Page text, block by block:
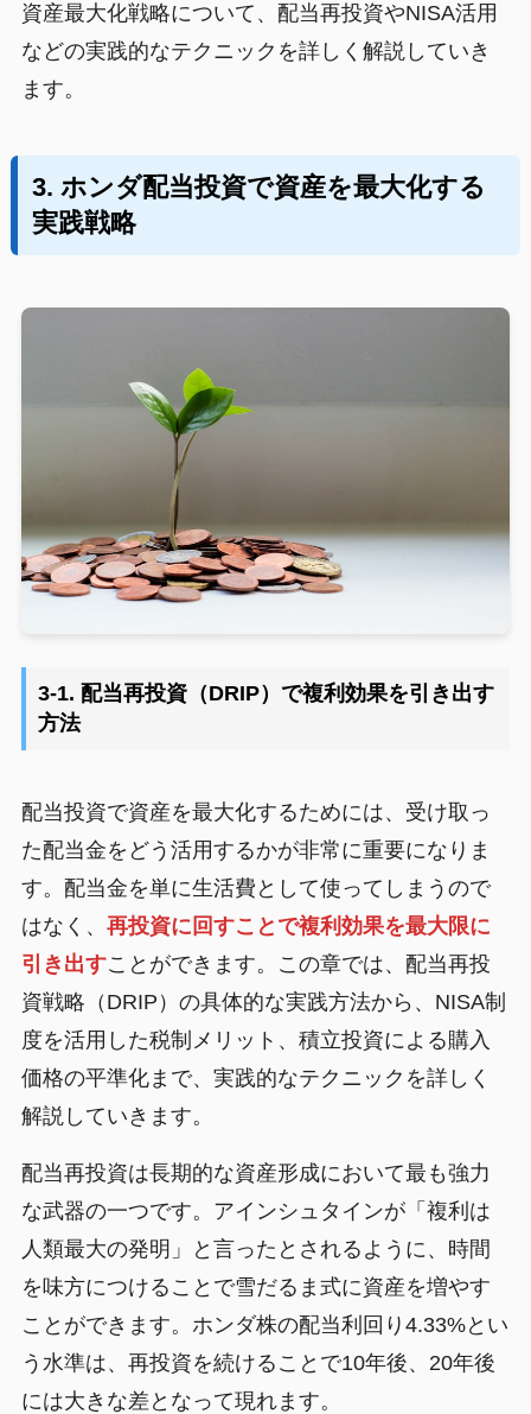
資産最大化戦略について、配当再投資やNISA活用
などの実践的なテクニックを詳しく解説していき
ます。
3. ホンダ配当投資で資産を最大化する
実践戦略
3-1. 配当再投資（DRIP）で複利効果を引き出す
方法
配当投資で資産を最大化するためには、受け取っ
た配当金をどう活用するかが非常に重要になりま
す。配当金を単に生活費として使ってしまうので
はなく、 再投資に回すことで複利効果を最大限に
引き出すことができます。この章では、配当再投
資戦略（DRIP）の具体的な実践方法から、NISA制
度を活用した税制メリット、積立投資による購入
価格の平準化まで、実践的なテクニックを詳しく
解説していきます。
配当再投資は長期的な資産形成において最も強力
な武器の一つです。アインシュタインが「複利は
人類最大の発明」と言ったとされるように、時間
を味方につけることで雪だるま式に資産を増やす
ことができます。ホンダ株の配当利回り4.33%とい
う水準は、再投資を続けることで10年後、20年後
には大きな差となって現れます。